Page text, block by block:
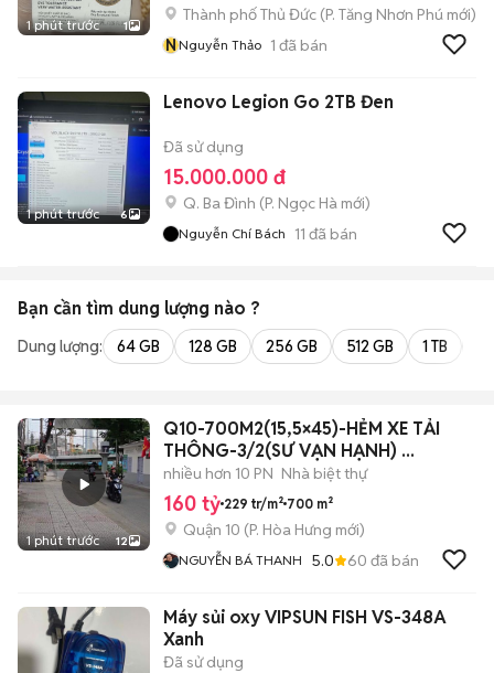
1 phút trước 1
Thành phố Thủ Đức (P. Tăng Nhơn Phú mới)
NNguyễn Thảo 1 đã bán
1 phút trước 6
Lenovo Legion Go 2TB Đen
Đã sử dụng
15.000.000 đ
Q. Ba Đình (P. Ngọc Hà mới)
Nguyễn Chí Bách 11 đã bán
Bạn cần tìm dung lượng nào ?
Dung lượng: 64 GB 128 GB 256 GB 512 GB 1 TB
1 phút trước 12
Q10-700M2(15,5×45)-HẺM XE TẢI
THÔNG-3/2(SƯ VẠN HẠNH) ...
nhiều hơn 10 PN Nhà biệt thự
160 tỷ 229 tr/m² 700 m²
Quận 10 (P. Hòa Hưng mới)
NGUYỄN BÁ THANH 5.0 60 đã bán
Máy sủi oxy VIPSUN FISH VS-348A
Xanh
Đã sử dụng